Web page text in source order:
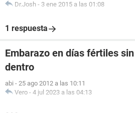
Dr.Josh - 3 ene 2015 a las 01:08
1 respuesta
Embarazo en días fértiles
dentro
abi - 25 ago 2012 a las 10:11
Vero - 4 jul 2023 a las 04:13